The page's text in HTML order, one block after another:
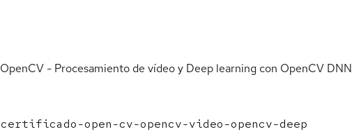
OpenCV - Procesamiento de vídeo y Deep learning con OpenCV DNN
certificado-open-cv-opencv-video-opencv-deep